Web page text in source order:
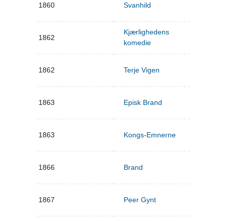
1860 Svanhild
1862
Kjærlighedens
komedie
1862 Terje Vigen
1863 Episk Brand
1863 Kongs-Emnerne
1866 Brand
1867 Peer Gynt